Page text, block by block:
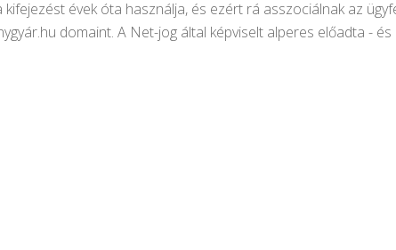
évek óta használja, és ezért rá asszociálnak az
domaint. A Net-jog által képviselt alperes előadta -